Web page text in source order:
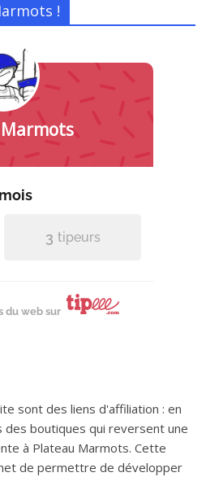
!
mois
3 tipeurs
du web sur
sont des liens d'affiliation : en
des boutiques qui reversent une
à Plateau Marmots. Cette
de permettre de développer